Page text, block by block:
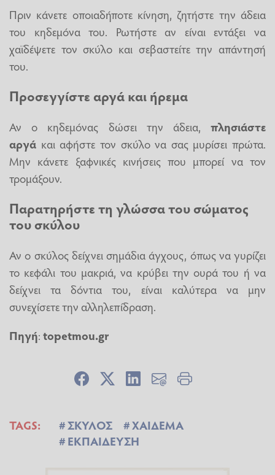
Πριν κάνετε οποιαδήποτε κίνηση, ζητήστε την άδεια
του κηδεμόνα του. Ρωτήστε αν είναι εντάξει να
χαϊδέψετε τον σκύλο και σεβαστείτε την απάντησή
του.
Προσεγγίστε αργά και ήρεμα
Αν ο κηδεμόνας δώσει την άδεια, πλησιάστε
αργά και αφήστε τον σκύλο να σας μυρίσει πρώτα.
Μην κάνετε ξαφνικές κινήσεις που μπορεί να τον
τρομάξουν.
Παρατηρήστε τη γλώσσα του σώματος
του σκύλου
Αν ο σκύλος δείχνει σημάδια άγχους, όπως να γυρίζει
το κεφάλι του μακριά, να κρύβει την ουρά του ή να
δείχνει τα δόντια του, είναι καλύτερα να μην
συνεχίσετε την αλληλεπίδραση.
Πηγή:topetmou.gr
TAGS: ΣΚΥΛΟΣ
ΧΑΙΔΕΜΑ
ΕΚΠΑΙΔΕΥΣΗ